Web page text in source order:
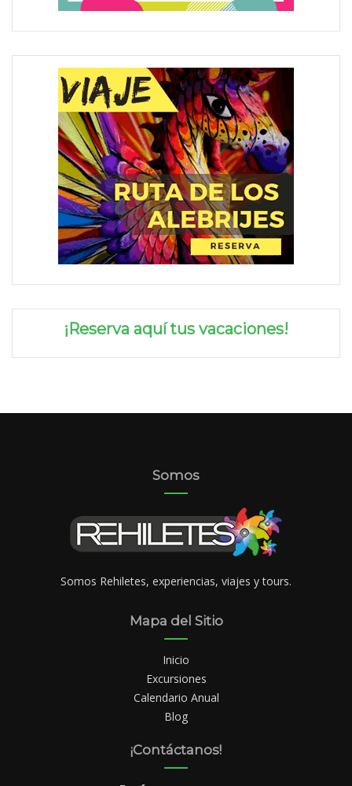
¡Reserva aquí tus vacaciones!
Somos
Somos Rehiletes, experiencias, viajes y tours.
Mapa del Sitio
Inicio
Excursiones
Calendario Anual
Blog
¡Contáctanos!